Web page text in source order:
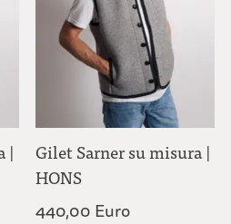
|
Gilet Sarner su misura |
HONS
440,00 Euro